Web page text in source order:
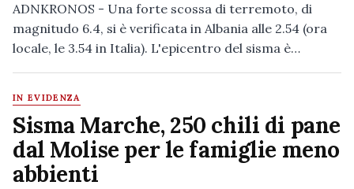
ADNKRONOS - Una forte scossa di terremoto, di
magnitudo 6.4, si è verificata in Albania alle 2.54 (ora
locale, le 3.54 in Italia). L'epicentro del sisma è…
IN EVIDENZA
Sisma Marche, 250 chili di pane
dal Molise per le famiglie meno
abbienti